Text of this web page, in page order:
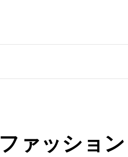
ファッション